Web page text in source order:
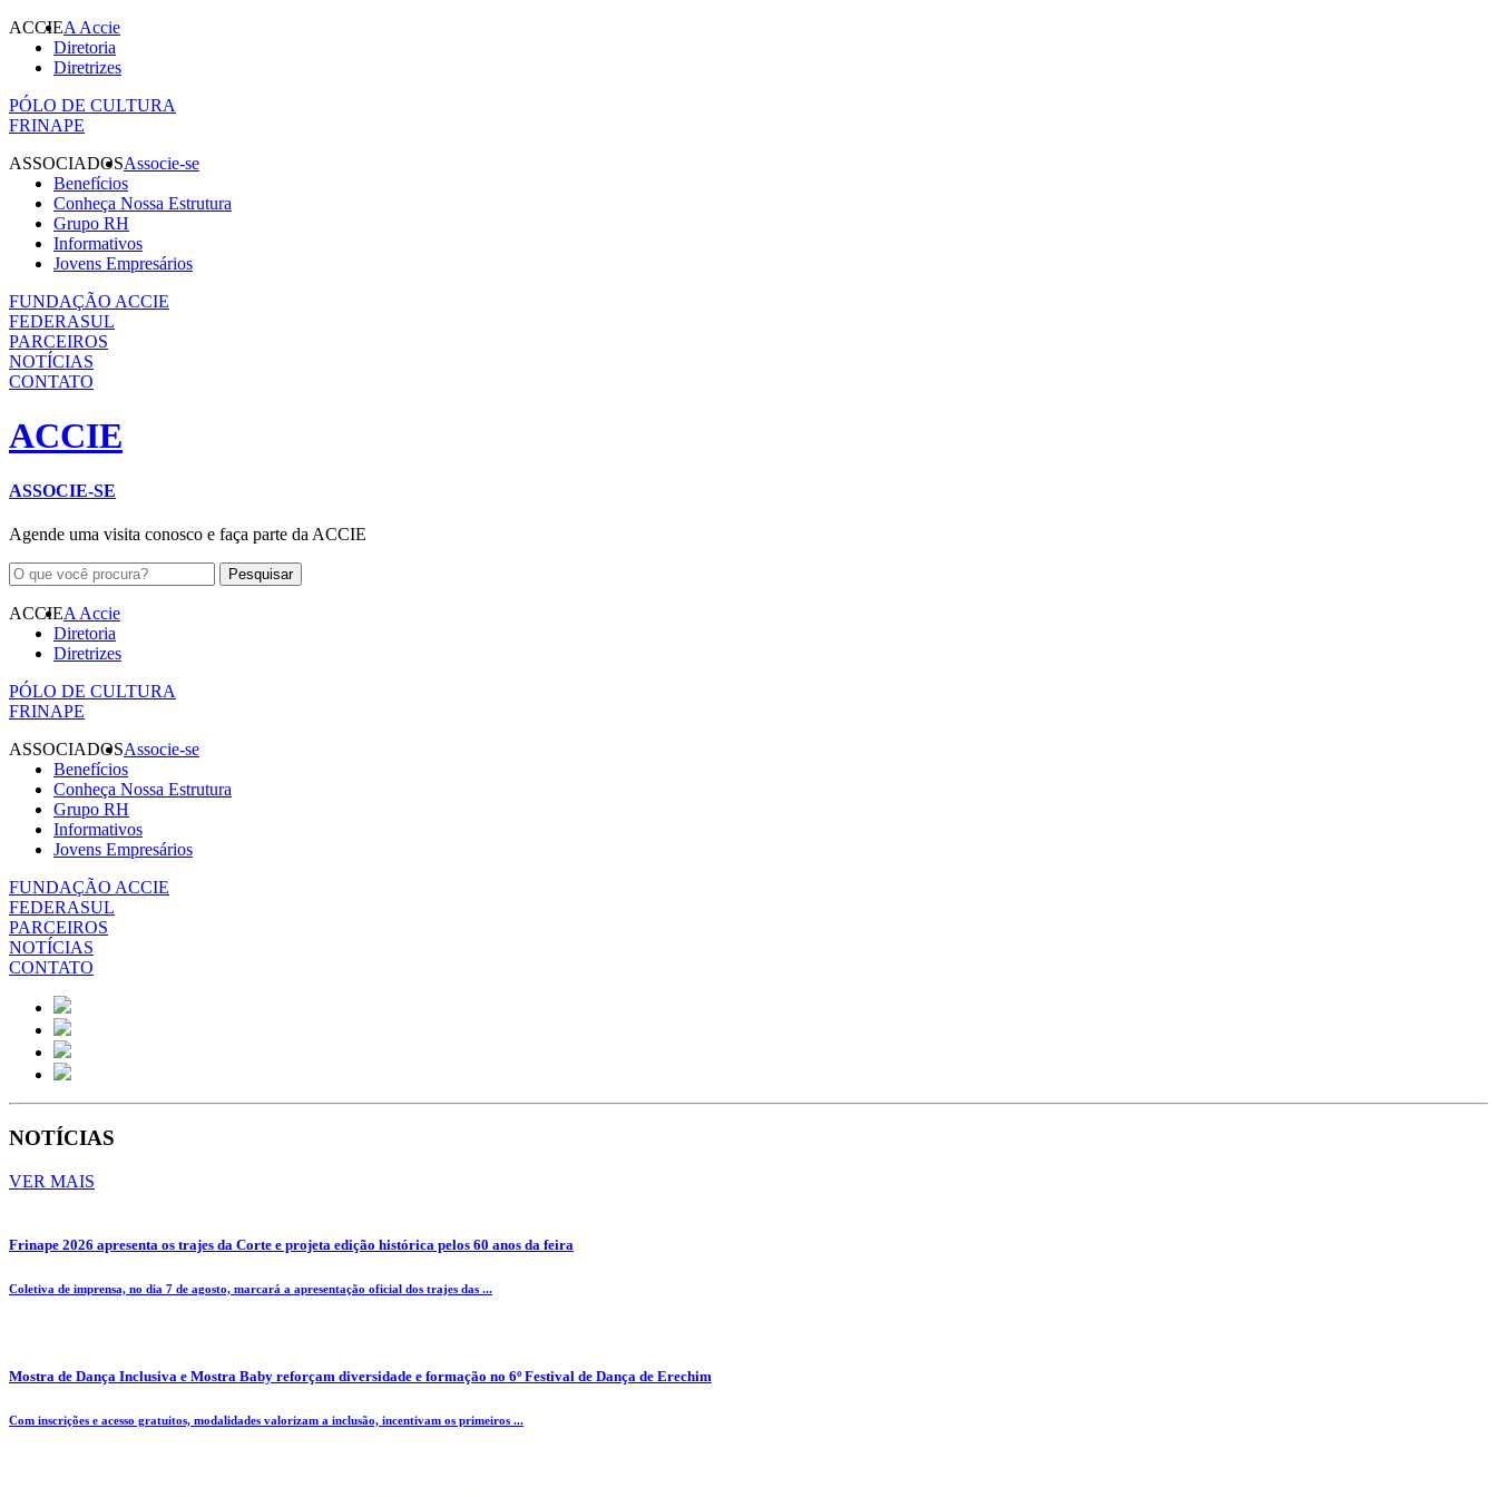
ACCIEA Accie
Diretoria
Diretrizes
PÓLO DE CULTURA
FRINAPE
ASSOCIADOSAssocie-se
Benefícios
Conheça Nossa Estrutura
Grupo RH
Informativos
Jovens Empresários
FUNDAÇÃO ACCIE
FEDERASUL
PARCEIROS
NOTÍCIAS
CONTATO
ACCIE
ASSOCIE-SE
Agende uma visita conosco e faça parte da ACCIE
ACCIEA Accie
Diretoria
Diretrizes
PÓLO DE CULTURA
FRINAPE
ASSOCIADOSAssocie-se
Benefícios
Conheça Nossa Estrutura
Grupo RH
Informativos
Jovens Empresários
FUNDAÇÃO ACCIE
FEDERASUL
PARCEIROS
NOTÍCIAS
CONTATO
NOTÍCIAS
VER MAIS
Frinape 2026 apresenta os trajes da Corte e projeta edição histórica pelos 60 anos da feira
Coletiva de imprensa, no dia 7 de agosto, marcará a apresentação oficial dos trajes das ...
Mostra de Dança Inclusiva e Mostra Baby reforçam diversidade e formação no 6º Festival de Dança de Erechim
Com inscrições e acesso gratuitos, modalidades valorizam a inclusão, incentivam os primeiros ...